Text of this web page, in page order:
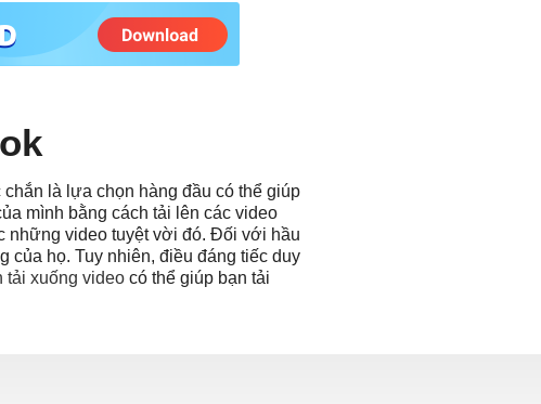
là lựa chọn hàng đầu có thể giúp
mình bằng cách tải lên các video
những video tuyệt vời đó. Đối với hầu
của họ. Tuy nhiên, điều đáng tiếc duy
tải xuống videocó thể giúp bạn tải